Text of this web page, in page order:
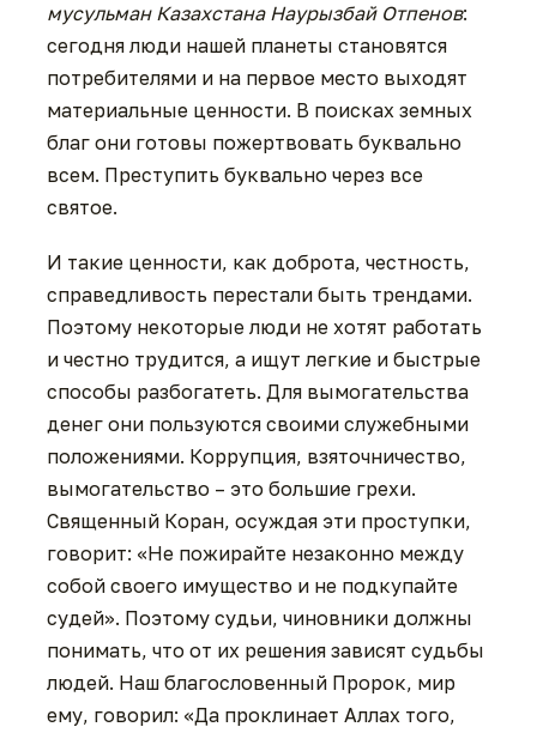
мусульман Казахстана Наурызбай Отпенов:
сегодня люди нашей планеты становятся
потребителями и на первое место выходят
материальные ценности. В поисках земных
благ они готовы пожертвовать буквально
всем. Преступить буквально через все
святое.
И такие ценности, как доброта, честность,
справедливость перестали быть трендами.
Поэтому некоторые люди не хотят работать
и честно трудится, а ищут легкие и быстрые
способы разбогатеть. Для вымогательства
денег они пользуются своими служебными
положениями. Коррупция, взяточничество,
вымогательство – это большие грехи.
Священный Коран, осуждая эти проступки,
говорит: «Не пожирайте незаконно между
собой своего имущество и не подкупайте
судей». Поэтому судьи, чиновники должны
понимать, что от их решения зависят судьбы
людей. Наш благословенный Пророк, мир
ему, говорил: «Да проклинает Аллах того,